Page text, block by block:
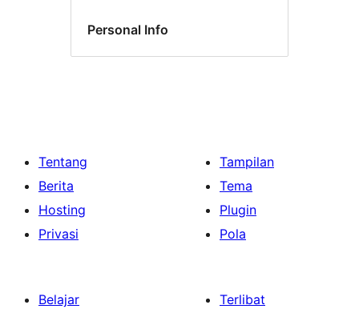
Personal Info
Tentang
Berita
Hosting
Privasi
Tampilan
Tema
Plugin
Pola
Belajar
Terlibat